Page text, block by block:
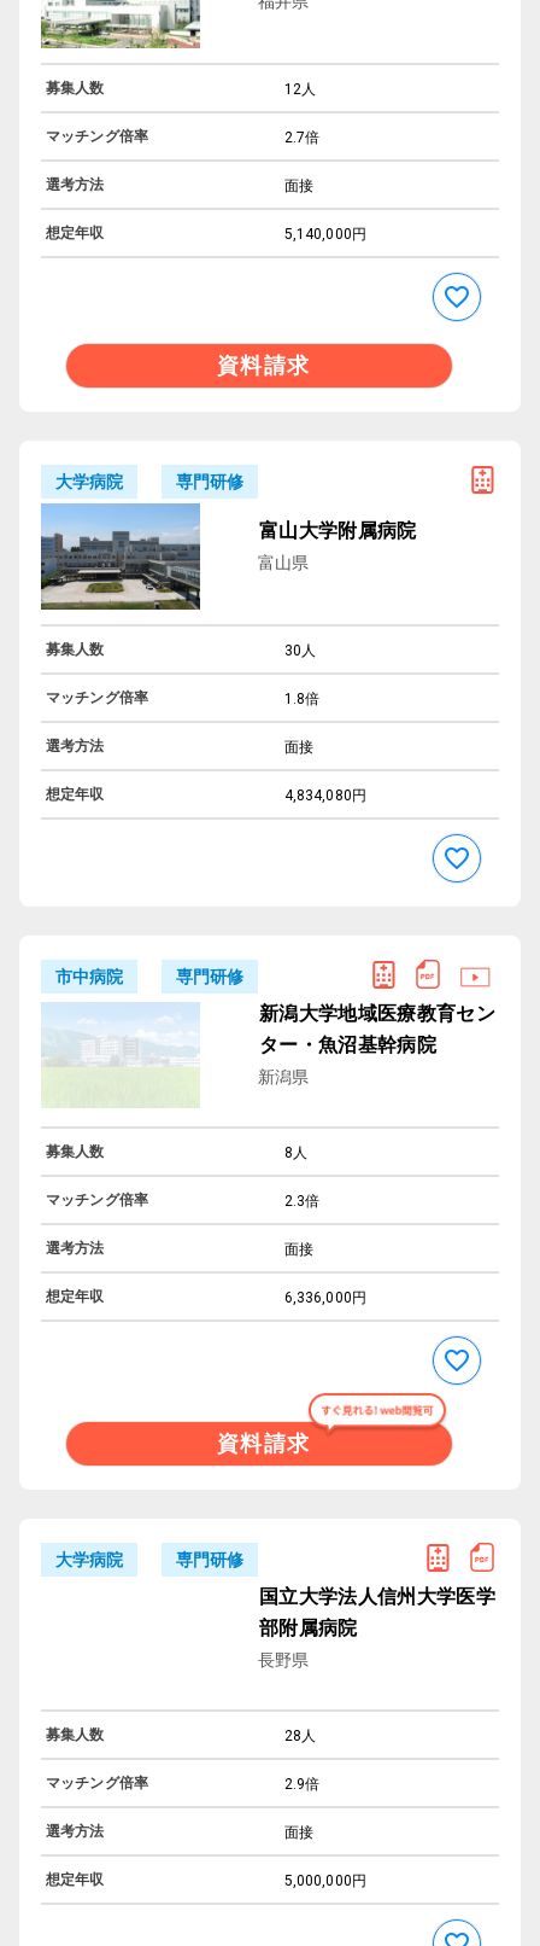
募集人数 12人
マッチング倍率 2.7倍
選考方法 面接
想定年収 5,140,000円
資料請求
大学病院 専門研修
富山大学附属病院
富山県
募集人数 30人
マッチング倍率 1.8倍
選考方法 面接
想定年収 4,834,080円
市中病院 専門研修
新潟大学地域医療教育セン
ター・魚沼基幹病院
新潟県
募集人数 8人
マッチング倍率 2.3倍
選考方法 面接
想定年収 6,336,000円
資料請求
大学病院 専門研修
国立大学法人信州大学医学
部附属病院
長野県
募集人数 28人
マッチング倍率 2.9倍
選考方法 面接
想定年収 5,000,000円